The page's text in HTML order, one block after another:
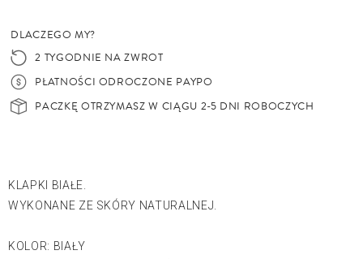
DLACZEGO MY?
2 TYGODNIE NA ZWROT
PŁATNOŚCI ODROCZONE PAYPO
PACZKĘ OTRZYMASZ W CIĄGU 2-5 DNI ROBOCZYCH
KLAPKI BIAŁE.
WYKONANE ZE SKÓRY NATURALNEJ.
KOLOR: BIAŁY